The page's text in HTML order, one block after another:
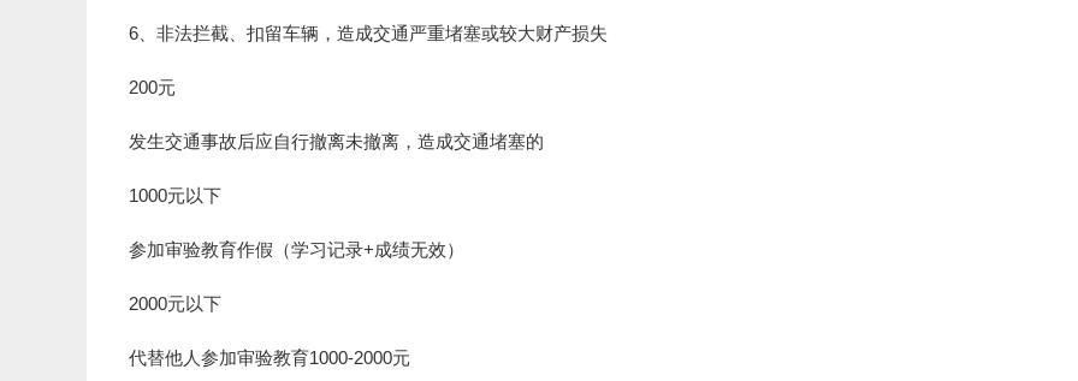
6、非法拦截、扣留车辆，造成交通严重堵塞或较大财产损失
200元
发生交通事故后应自行撤离未撤离，造成交通堵塞的
1000元以下
参加审验教育作假（学习记录+成绩无效）
2000元以下
代替他人参加审验教育1000-2000元